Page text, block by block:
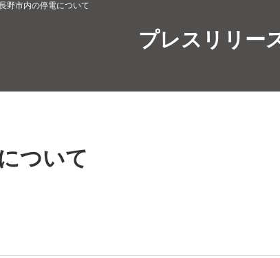
企業情報
野市内の停電について
プレスリリー
ついて